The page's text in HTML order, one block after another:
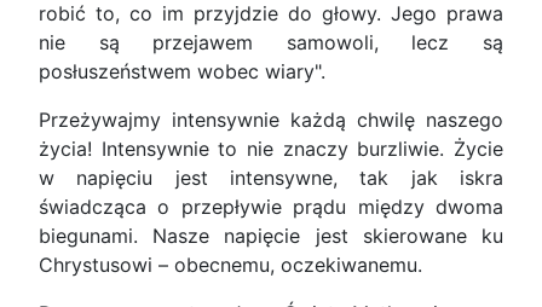
robić to, co im przyjdzie do głowy. Jego prawa
nie są przejawem samowoli, lecz są
posłuszeństwem wobec wiary".
Przeżywajmy intensywnie każdą chwilę naszego
życia! Intensywnie to nie znaczy burzliwie. Życie
w napięciu jest intensywne, tak jak iskra
świadcząca o przepływie prądu między dwoma
biegunami. Nasze napięcie jest skierowane ku
Chrystusowi – obecnemu, oczekiwanemu.